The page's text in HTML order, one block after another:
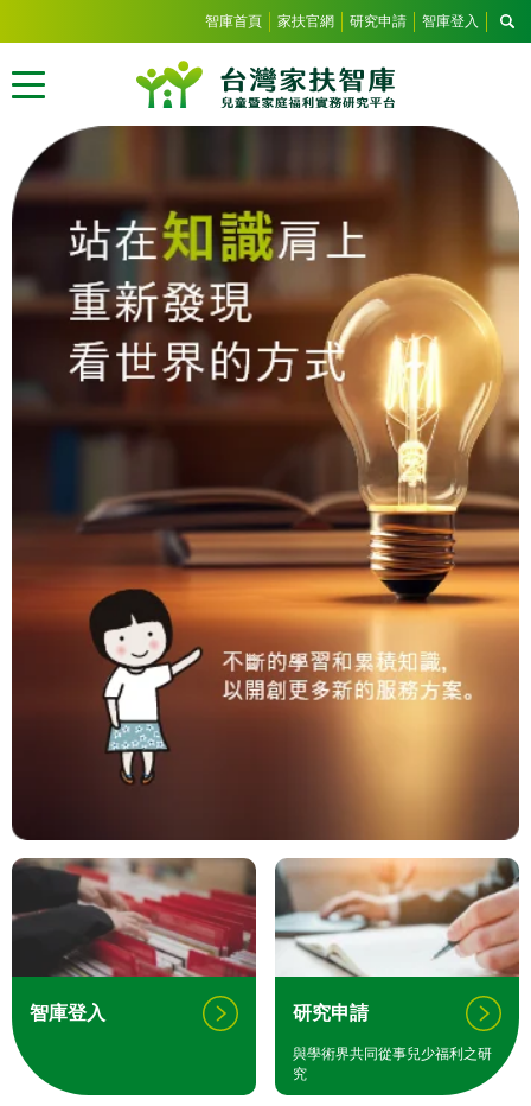
智庫首頁 家扶官網 研究申請 智庫登入
智庫登入 研究申請
與學術界共同從事兒少福利之研
究